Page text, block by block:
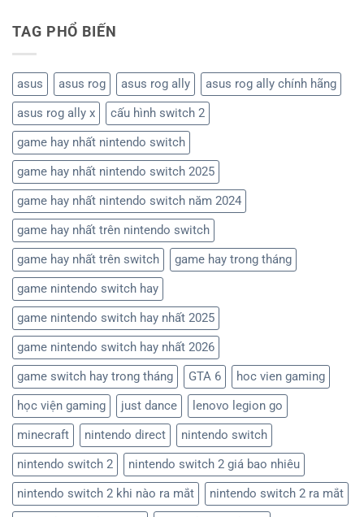
giao
diện
lập
ES-
DE
trên
Retroid
Pocket
(Android)
Sony
sẽ
hành
đĩa
vật
lý
vào
năm
2028
bình
luận
Nintendo
Switch
Cực
Hay
Sẽ
Phát
Hành
Tháng
7/2026
TAG PHỔ BIẾN
asus asus rog asus rog ally
asus rog ally chính hãng
asus rog ally x
cấu hình switch 2
game hay nhất nintendo switch
game hay nhất nintendo switch 2025
game hay nhất nintendo switch năm 2024
game hay nhất trên nintendo switch
game hay nhất trên switch
game hay trong tháng
game nintendo switch hay
game nintendo switch hay nhất 2025
game nintendo switch hay nhất 2026
game switch hay trong tháng
GTA 6
hoc vien gaming
học viện gaming
just dance
lenovo legion go
minecraft
nintendo direct
nintendo switch
nintendo switch 2
nintendo switch 2 giá bao nhiêu
nintendo switch 2 khi nào ra mắt
nintendo switch 2 ra mắt